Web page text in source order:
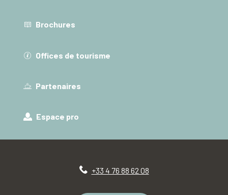
Brochures
Offices de tourisme
Partenaires
Espace pro
+33 4 76 88 62 08